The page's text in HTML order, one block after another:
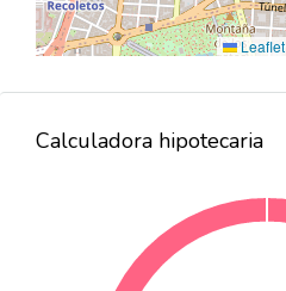
Leaflet
Calculadora hipotecaria